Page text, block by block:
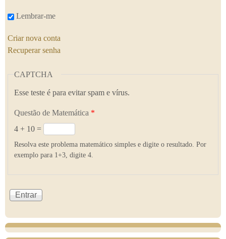
Lembrar-me
Criar nova conta
Recuperar senha
CAPTCHA
Esse teste é para evitar spam e vírus.
Questão de Matemática *
4 + 10 =
Resolva este problema matemático simples e digite o resultado. Por
exemplo para 1+3, digite 4.